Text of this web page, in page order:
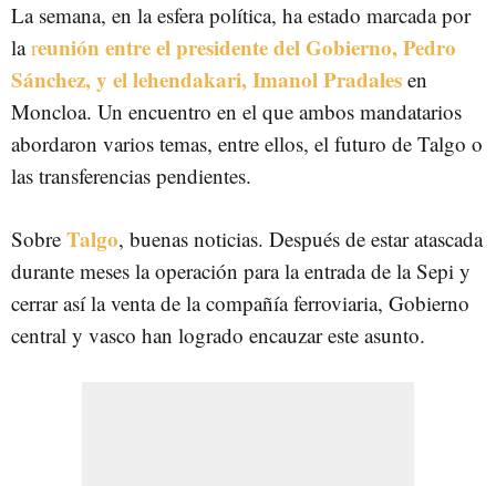
La semana, en la esfera política, ha estado marcada por
lareunión entre el presidente del Gobierno, Pedro
Sánchez, y el lehendakari, Imanol Pradales en
Moncloa. Un encuentro en el que ambos mandatarios
abordaron varios temas, entre ellos, el futuro de Talgo o
las transferencias pendientes.
Sobre Talgo, buenas noticias. Después de estar atascada
durante meses la operación para la entrada de la Sepi y
cerrar así la venta de la compañía ferroviaria, Gobierno
central y vasco han logrado encauzar este asunto.